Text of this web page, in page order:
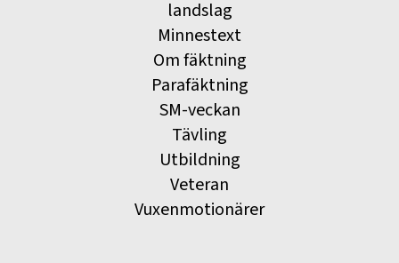
landslag
Minnestext
Om fäktning
Parafäktning
SM-veckan
Tävling
Utbildning
Veteran
Vuxenmotionärer